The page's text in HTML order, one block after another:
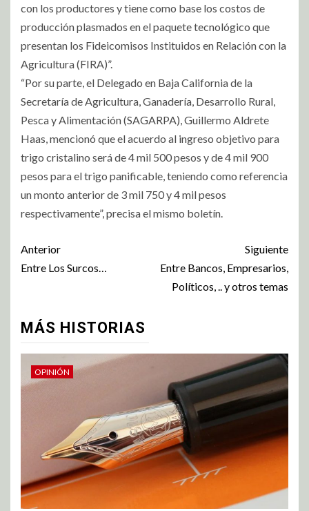
con los productores y tiene como base los costos de
producción plasmados en el paquete tecnológico que
presentan los Fideicomisos Instituidos en Relación con la
Agricultura (FIRA)”.
“Por su parte, el Delegado en Baja California de la
Secretaría de Agricultura, Ganadería, Desarrollo Rural,
Pesca y Alimentación (SAGARPA), Guillermo Aldrete
Haas, mencionó que el acuerdo al ingreso objetivo para
trigo cristalino será de 4 mil 500 pesos y de 4 mil 900
pesos para el trigo panificable, teniendo como referencia
un monto anterior de 3 mil 750 y 4 mil pesos
respectivamente”, precisa el mismo boletín.
Anterior
Entre Los Surcos…
Siguiente
Entre Bancos, Empresarios,
Políticos, .. y otros temas
MÁS HISTORIAS
OPINIÓN